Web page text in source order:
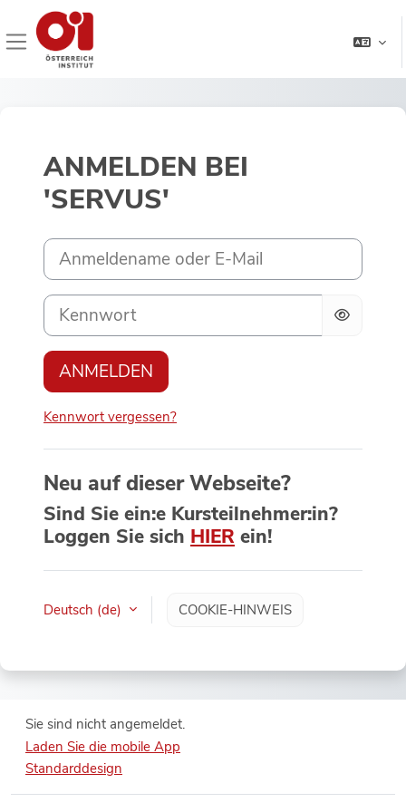
Zum Hauptinhalt
Website-Übersicht
ANMELDEN BEI
'SERVUS'
Anmeldename oder E-Mail
Kennwort
ANMELDEN
Kennwort vergessen?
Neu auf dieser Webseite?
Sind Sie ein:e Kursteilnehmer:in?
Loggen Sie sich HIER ein!
Deutsch ‎(de)‎ COOKIE-HINWEIS
Sie sind nicht angemeldet.
Laden Sie die mobile App
Standarddesign